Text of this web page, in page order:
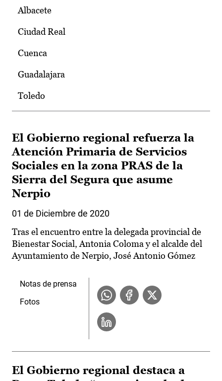
Albacete
Ciudad Real
Cuenca
Guadalajara
Toledo
El Gobierno regional refuerza la
Atención Primaria de Servicios
Sociales en la zona PRAS de la
Sierra del Segura que asume
Nerpio
01 de Diciembre de 2020
Tras el encuentro entre la delegada provincial de
Bienestar Social, Antonia Coloma y el alcalde del
Ayuntamiento de Nerpio, José Antonio Gómez
Notas de prensa
Fotos
El Gobierno regional destaca a